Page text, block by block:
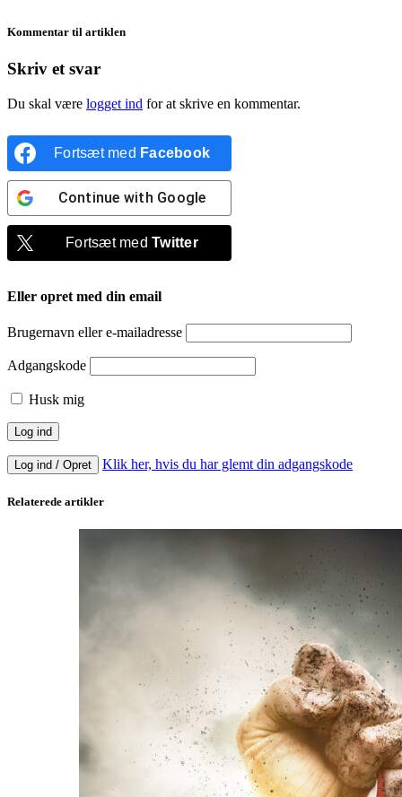
Kommentar til artiklen
Skriv et svar
Du skal være logget ind for at skrive en kommentar.
Fortsæt med Facebook
Continue with Google
Fortsæt medTwitter
Eller opret med din email
Brugernavn eller e-mailadresse
Adgangskode
Husk mig
Log ind / Opret Klik her, hvis du har glemt din adgangskode
Relaterede artikler